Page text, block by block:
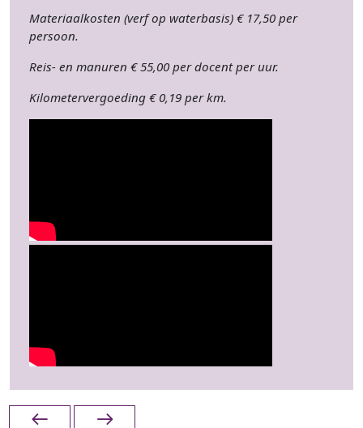
Materiaalkosten (verf op waterbasis) € 17,50 per
persoon.
Reis- en manuren € 55,00 per docent per uur.
Kilometervergoeding € 0,19 per km.